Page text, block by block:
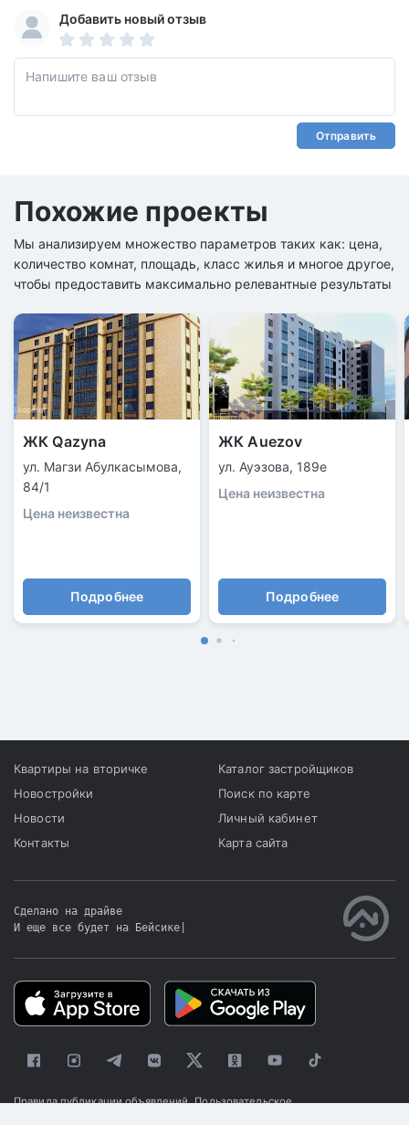
Добавить новый отзыв
Отправить
Похожие проекты
Мы анализируем множество параметров таких как: цена,
количество комнат, площадь, класс жилья и многое другое,
чтобы предоставить максимально релевантные результаты
ЖК Qazyna
ул. Магзи Абулкасымова,
84/1
Цена неизвестна
Подробнее
ЖК Auezov
ул. Ауэзова, 189е
Цена неизвестна
Подробнее
Квартиры на вторичке
Новостройки
Новости
Контакты
Каталог застройщиков
Поиск по карте
Личный кабинет
Карта сайта
Сделано на драйве
И еще все будет на Бейсике
Правила публикации объявлений Пользовательское